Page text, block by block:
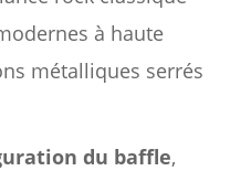
à haute
métalliques serrés
du baffle,